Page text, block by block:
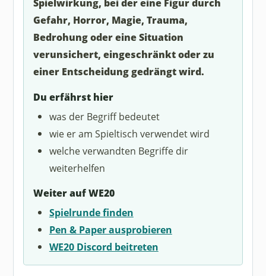
Gefahr, Horror, Magie, Trauma,
Bedrohung oder eine Situation
verunsichert, eingeschränkt oder zu
einer Entscheidung gedrängt wird.
Du erfährst hier
was der Begriff bedeutet
wie er am Spieltisch verwendet wird
welche verwandten Begriffe dir
weiterhelfen
Weiter auf WE20
Spielrunde finden
Pen & Paper ausprobieren
WE20 Discord beitreten